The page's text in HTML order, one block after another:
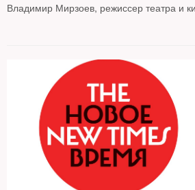
Владимир Мирзоев, режиссер театра и